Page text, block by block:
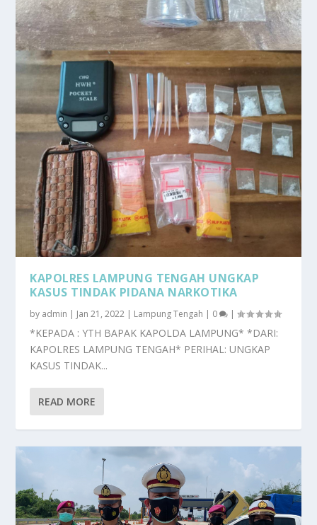
KAPOLRES LAMPUNG TENGAH UNGKAP
KASUS TINDAK PIDANA NARKOTIKA
by admin | Jan 21, 2022 | Lampung Tengah | 0 |
*KEPADA : YTH BAPAK KAPOLDA LAMPUNG* *DARI:
KAPOLRES LAMPUNG TENGAH* PERIHAL: UNGKAP
KASUS TINDAK...
READ MORE